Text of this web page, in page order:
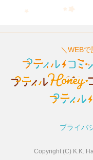
＼WEB
プライバ
Copyright (C) K.K.